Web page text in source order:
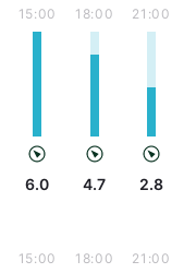
15:00
6.0
18:00
4.7
21:00
2.8
15:00 18:00 21:00